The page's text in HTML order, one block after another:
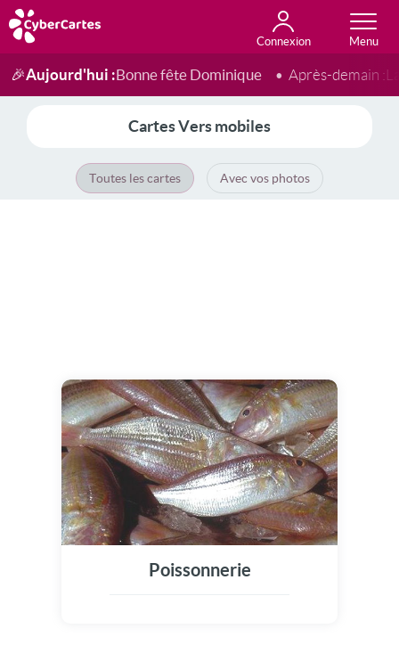
Connexion
Anniversaire
Fête du jour
Amour
Amitié
Merci
Toutes les cartes
🎉Aujourd'hui :Bonne fête Dominique Après-demain :
Cartes Vers mobiles
Toutes les cartes Avec vos photos
Poissonnerie